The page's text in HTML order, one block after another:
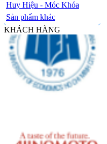
Huy Hiệu - Móc Khóa
Sản phẩm khác
KHÁCH HÀNG